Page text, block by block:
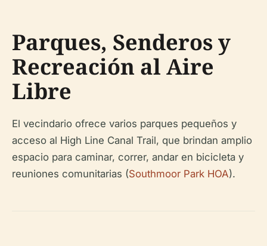
Parques, Senderos y
Recreación al Aire
Libre
El vecindario ofrece varios parques pequeños y
acceso al High Line Canal Trail, que brindan amplio
espacio para caminar, correr, andar en bicicleta y
reuniones comunitarias (Southmoor Park HOA).